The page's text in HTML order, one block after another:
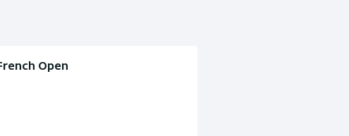
Open